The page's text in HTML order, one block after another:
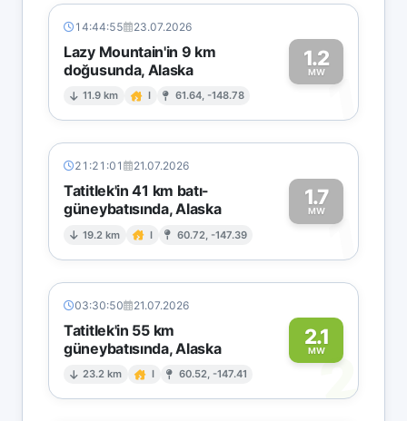
14:44:55 23.07.2026
Lazy Mountain'in 9 km
doğusunda, Alaska
11.9 km I 61.64, -148.78
1.2
MW1
21:21:01 21.07.2026
Tatitlek'in 41 km batı-
güneybatısında, Alaska
19.2 km I 60.72, -147.39
1.7
MW1
03:30:50 21.07.2026
Tatitlek'in 55 km
güneybatısında, Alaska
23.2 km I 60.52, -147.41
2.1
MW2